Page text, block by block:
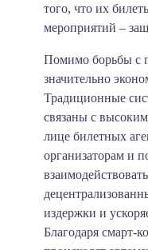
того, что их
мероприятий –
Помимо борьбы с
значительно
Традиционные
связаны с
лице билетных
организаторам и
издержки и
Благодаря смарт-